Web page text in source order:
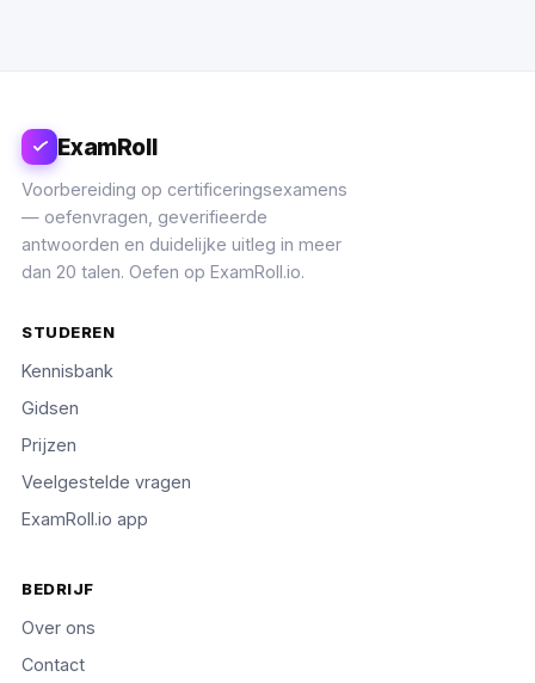
ExamRoll
Voorbereiding op certificeringsexamens
— oefenvragen, geverifieerde
antwoorden en duidelijke uitleg in meer
dan 20 talen. Oefen op ExamRoll.io.
STUDEREN
Kennisbank
Gidsen
Prijzen
Veelgestelde vragen
ExamRoll.io app
BEDRIJF
Over ons
Contact